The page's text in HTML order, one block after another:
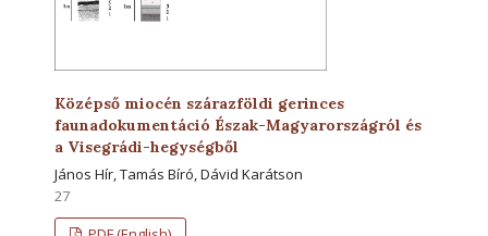
Középső miocén szárazföldi gerinces
faunadokumentáció Észak-Magyarországról és
a Visegrádi-hegységből
János Hír, Tamás Bíró, Dávid Karátson
27